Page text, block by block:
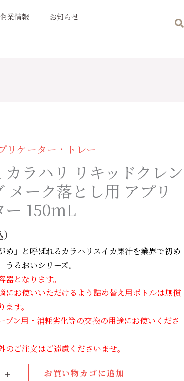
企業情報
お知らせ
検
リケーター・トレー
ラハリ リキッドクレン
メーク落とし用 アプリ
ー 150ｍL
め」と呼ばれるカラハリスイカ果汁を業界で初め
うるおいシリーズ。
器となります。
にお使いいただけるよう詰め替え用ボトルは無償
す。
プン用・消耗劣化等の交換の用途にお使いくださ
のご注文はご遠慮くださいませ。
+ お買い物カゴに追加